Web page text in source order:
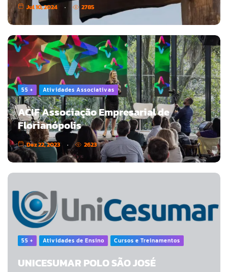
Jul 10, 2024 2785
55 + Atividades Associativas
ACIF Associação Empresarial de
Florianópolis
Dez 22, 2023 2623
55 + Atividades de Ensino Cursos e Treinamentos
UNICESUMAR POLO SÃO JOSÉ